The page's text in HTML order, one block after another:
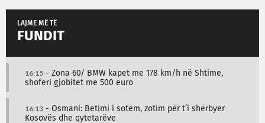
LAJME MË TË
FUNDIT
16:15 - Zona 60/ BMW kapet me 178 km/h në Shtime,
shoferi gjobitet me 500 euro
16:13 - Osmani: Betimi i sotëm, zotim për t’i shërbyer
Kosovës dhe qytetarëve